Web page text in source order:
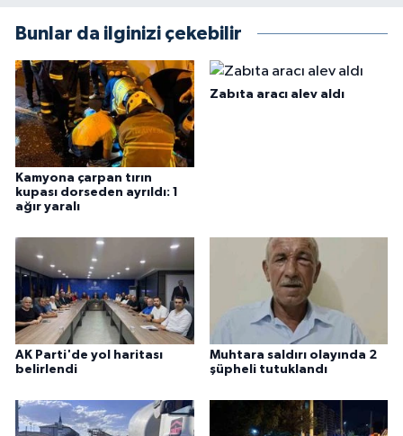
Bunlar da ilginizi çekebilir
Kamyona çarpan tırın
kupası dorseden ayrıldı: 1
ağır yaralı
Zabıta aracı alev aldı
AK Parti'de yol haritası
belirlendi
Muhtara saldırı olayında 2
şüpheli tutuklandı